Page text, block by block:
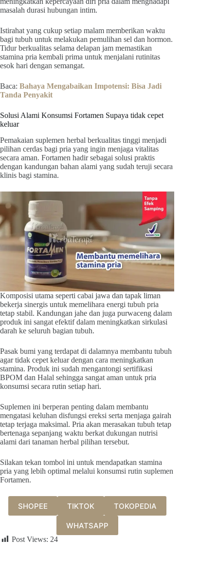
masalah durasi hubungan intim.
Istirahat yang cukup setiap malam memberikan waktu
bagi tubuh untuk melakukan pemulihan sel dan hormon.
Tidur berkualitas selama delapan jam memastikan
stamina pria kembali prima untuk menjalani rutinitas
esok hari dengan semangat.
Baca: Bahaya Mengabaikan Impotensi: Bisa Jadi
Tanda Penyakit
Solusi Alami Konsumsi Fortamen Supaya tidak cepet
keluar
Pemakaian suplemen herbal berkualitas tinggi menjadi
pilihan cerdas bagi pria yang ingin menjaga vitalitas
secara aman. Fortamen hadir sebagai solusi praktis
dengan kandungan bahan alami yang sudah teruji secara
klinis bagi stamina.
Komposisi utama seperti cabai jawa dan tapak liman
bekerja sinergis untuk memelihara energi tubuh pria
tetap stabil. Kandungan jahe dan juga purwaceng dalam
produk ini sangat efektif dalam meningkatkan sirkulasi
darah ke seluruh bagian tubuh.
Pasak bumi yang terdapat di dalamnya membantu tubuh
agar tidak cepet keluar dengan cara meningkatkan
stamina. Produk ini sudah mengantongi sertifikasi
BPOM dan Halal sehingga sangat aman untuk pria
konsumsi secara rutin setiap hari.
Suplemen ini berperan penting dalam membantu
mengatasi keluhan disfungsi ereksi serta menjaga gairah
tetap terjaga maksimal. Pria akan merasakan tubuh tetap
bertenaga sepanjang waktu berkat dukungan nutrisi
alami dari tanaman herbal pilihan tersebut.
Silakan tekan tombol ini untuk mendapatkan stamina
pria yang lebih optimal melalui konsumsi rutin suplemen
Fortamen.
SHOPEE TIKTOK TOKOPEDIA
WHATSAPP
Post Views: 24